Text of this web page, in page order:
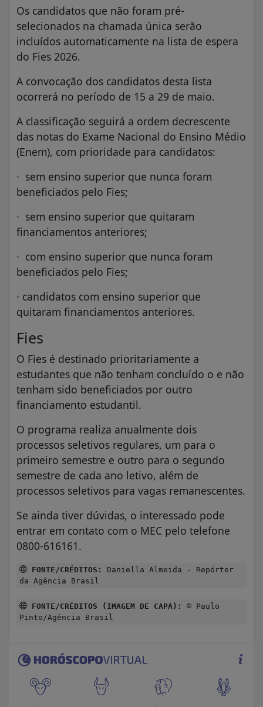
Os candidatos que não foram pré-
selecionados na chamada única serão
incluídos automaticamente na lista de espera
do Fies 2026.
A convocação dos candidatos desta lista
ocorrerá no período de 15 a 29 de maio.
A classificação seguirá a ordem decrescente
das notas do Exame Nacional do Ensino Médio
(Enem), com prioridade para candidatos:
· sem ensino superior que nunca foram
beneficiados pelo Fies;
· sem ensino superior que quitaram
financiamentos anteriores;
· com ensino superior que nunca foram
beneficiados pelo Fies;
· candidatos com ensino superior que
quitaram financiamentos anteriores.
Fies
O Fies é destinado prioritariamente a
estudantes que não tenham concluído o e não
tenham sido beneficiados por outro
financiamento estudantil.
O programa realiza anualmente dois
processos seletivos regulares, um para o
primeiro semestre e outro para o segundo
semestre de cada ano letivo, além de
processos seletivos para vagas remanescentes.
Se ainda tiver dúvidas, o interessado pode
entrar em contato com o MEC pelo telefone
0800-616161.
FONTE/CRÉDITOS:
Daniella Almeida - Repórter
da Agência Brasil
FONTE/CRÉDITOS (IMAGEM DE CAPA):
© Paulo
Pinto/Agência Brasil